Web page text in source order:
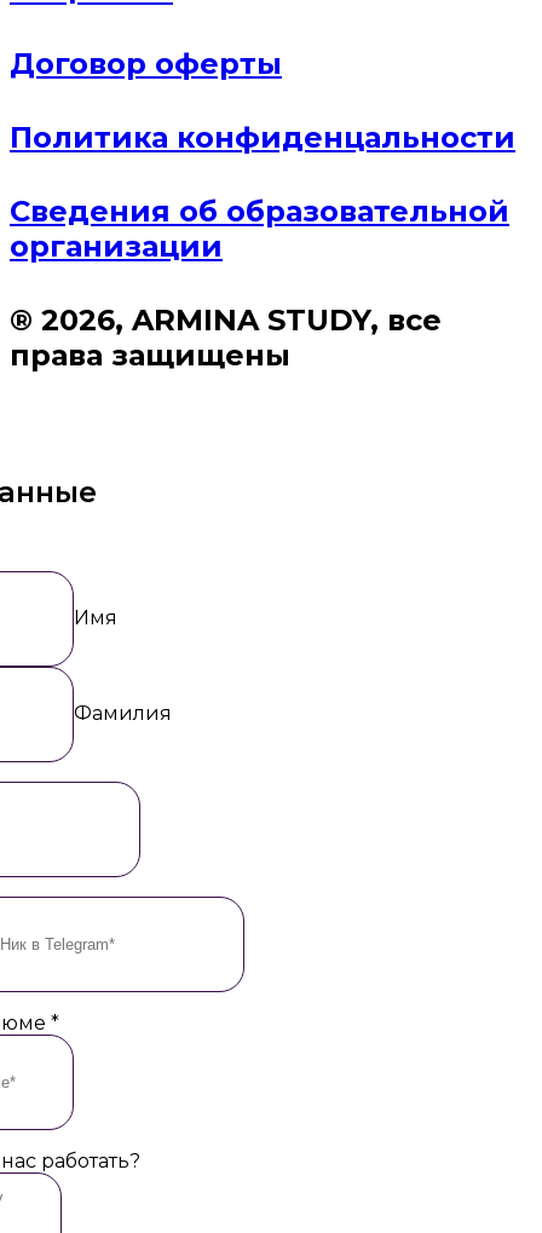
Договор оферты
Политика конфиденцальности
Сведения об образовательной
организации
® 2026, ARMINA STUDY, все
права защищены
Имя
Фамилия
*
работать?